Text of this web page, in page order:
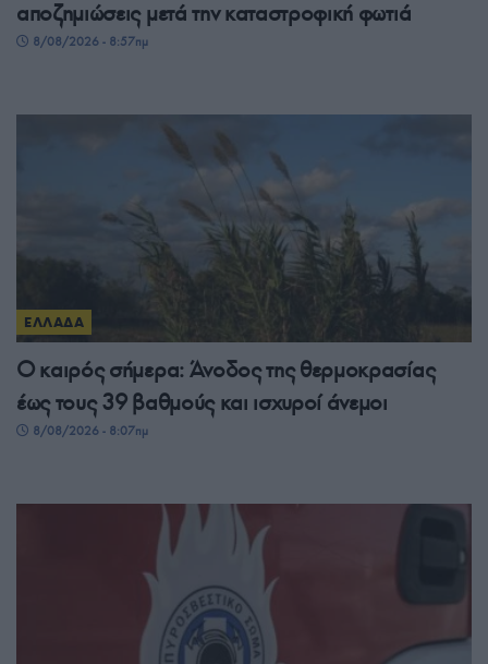
αποζημιώσεις μετά την καταστροφική φωτιά
8/08/2026 - 8:57πμ
ΕΛΛΑΔΑ
Ο καιρός σήμερα: Άνοδος της θερμοκρασίας
έως τους 39 βαθμούς και ισχυροί άνεμοι
8/08/2026 - 8:07πμ